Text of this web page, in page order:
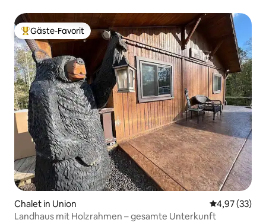
Beliebter Gäste-Favorit.
Gäste-Favorit
Chalet in Union
4,97 (33)
Landhaus mit Holzrahmen – gesamte Unterkunft